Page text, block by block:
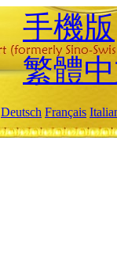
手機版
繁體
Deutsch Français